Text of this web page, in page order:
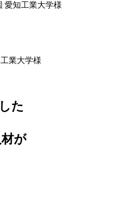
愛知工業大学様
業大学様
た
が